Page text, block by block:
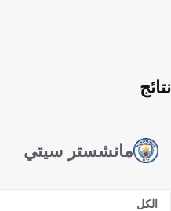
مانشستر سيتي
نتائج
الكل